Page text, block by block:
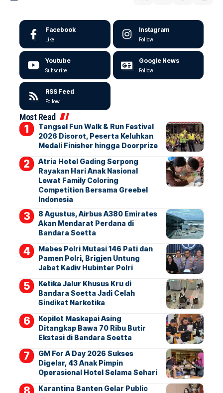
Facebook
Like
Instagram
Follow
Youtube
Subscribe
Google News
Follow
RSS Feed
Follow
Most Read
Tangsel Fun Walk & Run Festival
2026 Disorot, Peserta Keluhkan
Medali Finisher hingga Doorprize
Atria Hotel Gading Serpong
Rayakan Hari Anak Nasional
Lewat Family Coloring
Competition Bersama Greebel
Indonesia
8 Agustus, Airbus A380 Emirates
Akan Mendarat Perdana di
Bandara Soetta
Mabes Polri Mutasi 146 Pati dan
Pamen Polri, Brigjen Untung
Jabat Kadiv Hubinter Polri
Ketika Jalur Khusus Kru di
Bandara Soetta Jadi Celah
Sindikat Narkotika
Kopilot Maskapai Asing
Ditangkap Bawa 70 Ribu Butir
Ekstasi di Bandara Soetta
GM For A Day 2026 Sukses
Digelar, 43 Anak Pimpin
Operasional Hotel Selama Sehari
Karantina Banten Gelar Public